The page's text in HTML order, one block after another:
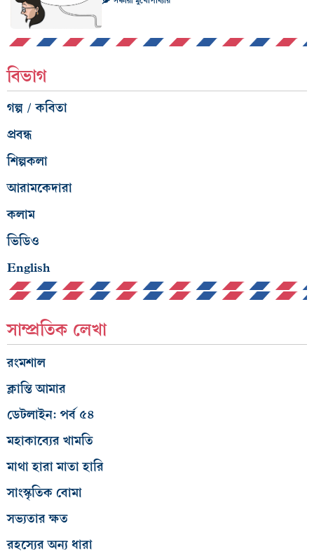
বিভাগ
গল্প / কবিতা
প্রবন্ধ
শিল্পকলা
আরামকেদারা
কলাম
ভিডিও
English
সাম্প্রতিক লেখা
রংমশাল
ক্লান্তি আমার
ডেটলাইন: পর্ব ৫৪
মহাকাব্যের খামতি
মাথা হারা মাতা হারি
সাংস্কৃতিক বোমা
সভ্যতার ক্ষত
রহস্যের অন্য ধারা